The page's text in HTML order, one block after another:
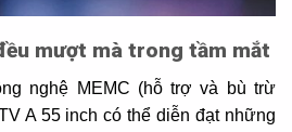
mượt mà trong tầm mắt
nghệ MEMC (hỗ trợ và bù trừ
A 55 inch có thể diễn đạt những